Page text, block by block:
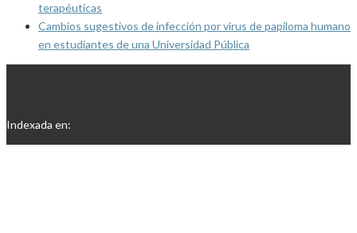
terapéuticas
Cambios sugestivos de infección por virus de papiloma humano
en estudiantes de una Universidad Pública
Indexada en: